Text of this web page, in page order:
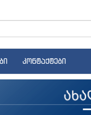
კონტაქტები